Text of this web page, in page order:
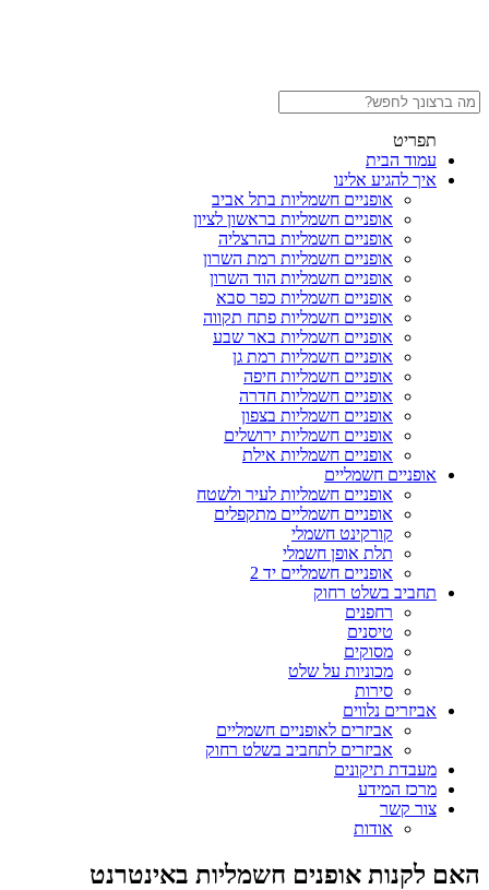
תפריט
עמוד הבית
איך להגיע אלינו
אופניים חשמליות בתל אביב
אופניים חשמליות בראשון לציון
אופניים חשמליות בהרצליה
אופניים חשמליות רמת השרון
אופניים חשמליות הוד השרון
אופניים חשמליות כפר סבא
אופניים חשמליות פתח תקווה
אופניים חשמליות באר שבע
אופניים חשמליות רמת גן
אופניים חשמליות חיפה
אופניים חשמליות חדרה
אופניים חשמליות בצפון
אופניים חשמליות ירושלים
אופניים חשמליות אילת
אופניים חשמליים
אופניים חשמליות לעיר ולשטח
אופניים חשמליים מתקפלים
קורקינט חשמלי
תלת אופן חשמלי
אופניים חשמליים יד 2
תחביב בשלט רחוק
רחפנים
טיסנים
מסוקים
מכוניות על שלט
סירות
אביזרים נלווים
אביזרים לאופניים חשמליים
אביזרים לתחביב בשלט רחוק
מעבדת תיקונים
מרכז המידע
צור קשר
אודות
האם לקנות אופנים חשמליות באינטרנט